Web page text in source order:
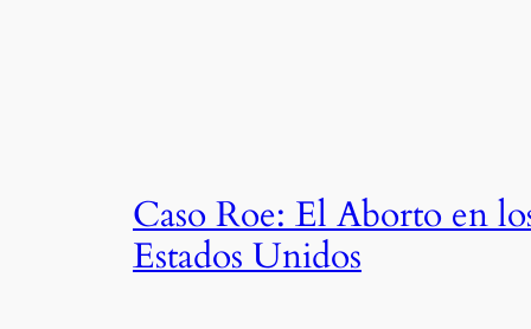
Caso Roe: El Aborto en
Estados Unidos